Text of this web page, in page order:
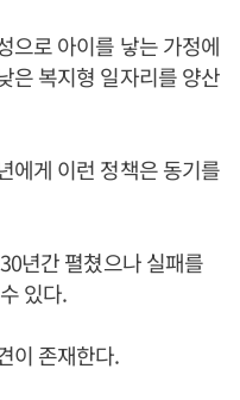
으로 아이를 낳는 가정에
은 복지형 일자리를 양산
에게 이런 정책은 동기를
년간 펼쳤으나 실패를
있다.
이 존재한다.